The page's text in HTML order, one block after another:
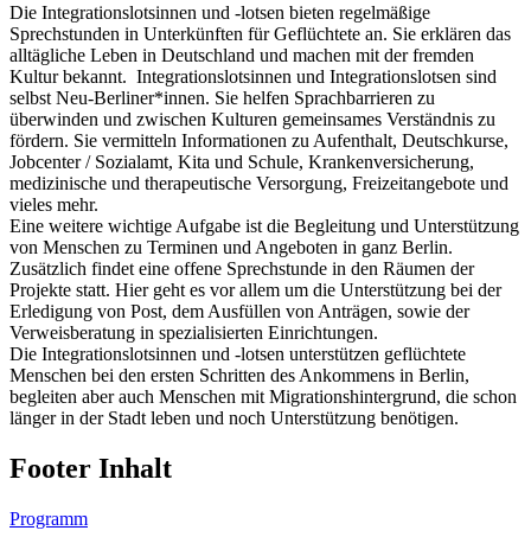
Die Integrationslotsinnen und -lotsen bieten regelmäßige
Sprechstunden in Unterkünften für Geflüchtete an. Sie erklären das
alltägliche Leben in Deutschland und machen mit der fremden
Kultur bekannt. Integrationslotsinnen und Integrationslotsen sind
selbst Neu-Berliner*innen. Sie helfen Sprachbarrieren zu
überwinden und zwischen Kulturen gemeinsames Verständnis zu
fördern. Sie vermitteln Informationen zu Aufenthalt, Deutschkurse,
Jobcenter / Sozialamt, Kita und Schule, Krankenversicherung,
medizinische und therapeutische Versorgung, Freizeitangebote und
vieles mehr.
Eine weitere wichtige Aufgabe ist die Begleitung und Unterstützung
von Menschen zu Terminen und Angeboten in ganz Berlin.
Zusätzlich findet eine offene Sprechstunde in den Räumen der
Projekte statt. Hier geht es vor allem um die Unterstützung bei der
Erledigung von Post, dem Ausfüllen von Anträgen, sowie der
Verweisberatung in spezialisierten Einrichtungen.
Die Integrationslotsinnen und -lotsen unterstützen geflüchtete
Menschen bei den ersten Schritten des Ankommens in Berlin,
begleiten aber auch Menschen mit Migrationshintergrund, die schon
länger in der Stadt leben und noch Unterstützung benötigen.
Footer Inhalt
Programm